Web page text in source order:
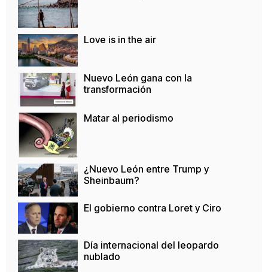
Love is in the air
Nuevo León gana con la
transformación
Matar al periodismo
¿Nuevo León entre Trump y
Sheinbaum?
El gobierno contra Loret y Ciro
Día internacional del leopardo
nublado